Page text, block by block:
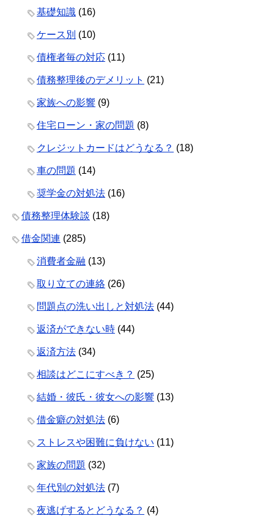
基礎知識 (16)
ケース別 (10)
債権者毎の対応 (11)
債務整理後のデメリット (21)
家族への影響 (9)
住宅ローン・家の問題 (8)
クレジットカードはどうなる？ (18)
車の問題 (14)
奨学金の対処法 (16)
債務整理体験談 (18)
借金関連 (285)
消費者金融 (13)
取り立ての連絡 (26)
問題点の洗い出しと対処法 (44)
返済ができない時 (44)
返済方法 (34)
相談はどこにすべき？ (25)
結婚・彼氏・彼女への影響 (13)
借金癖の対処法 (6)
ストレスや困難に負けない (11)
家族の問題 (32)
年代別の対処法 (7)
夜逃げするとどうなる？ (4)